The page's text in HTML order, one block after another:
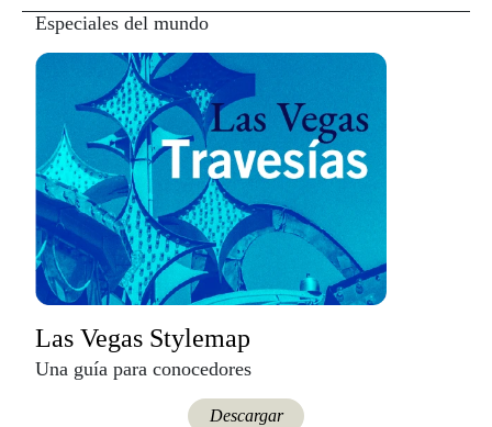
Especiales del mundo
Las Vegas Stylemap
Una guía para conocedores
Descargar